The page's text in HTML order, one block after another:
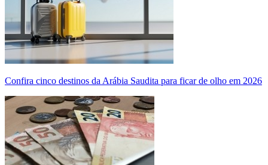
Confira cinco destinos da Arábia Saudita para ficar de olho em 2026